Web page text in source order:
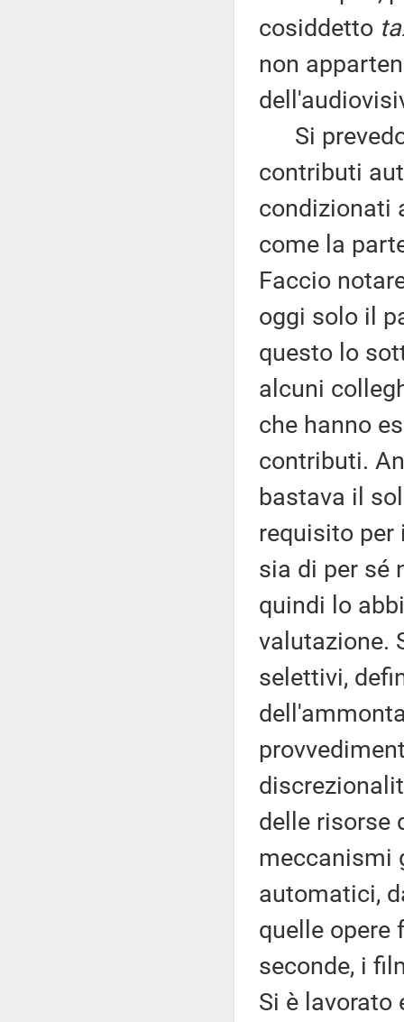
cosiddetto
non
Si
contributi
condizionati
come la
Faccio
oggi solo il
questo lo
alcuni
che hanno
contributi.
bastava il
requisito
sia di per sé
quindi lo
valutazione.
selettivi,
delle risorse
meccanismi
automatici,
quelle opere
seconde, i
Si è